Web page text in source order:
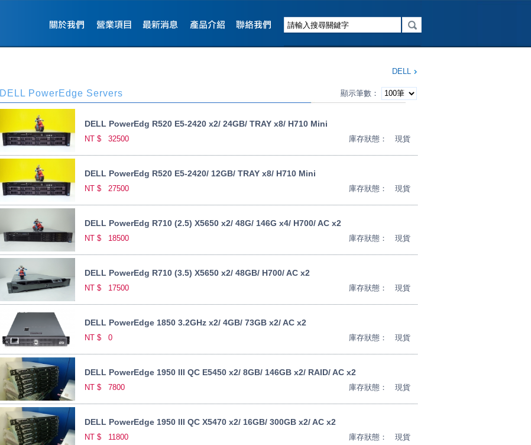
DELL
DELL PowerEdge Servers 顯示筆數：
DELL PowerEdg R520 E5-2420 x2/ 24GB/ TRAY x8/ H710 Mini
NT $ 32500 庫存狀態： 現貨
DELL PowerEdg R520 E5-2420/ 12GB/ TRAY x8/ H710 Mini
NT $ 27500 庫存狀態： 現貨
DELL PowerEdg R710 (2.5) X5650 x2/ 48G/ 146G x4/ H700/ AC x2
NT $ 18500 庫存狀態： 現貨
DELL PowerEdg R710 (3.5) X5650 x2/ 48GB/ H700/ AC x2
NT $ 17500 庫存狀態： 現貨
DELL PowerEdge 1850 3.2GHz x2/ 4GB/ 73GB x2/ AC x2
NT $ 0 庫存狀態： 現貨
DELL PowerEdge 1950 III QC E5450 x2/ 8GB/ 146GB x2/ RAID/ AC x2
NT $ 7800 庫存狀態： 現貨
DELL PowerEdge 1950 III QC X5470 x2/ 16GB/ 300GB x2/ AC x2
NT $ 11800 庫存狀態： 現貨